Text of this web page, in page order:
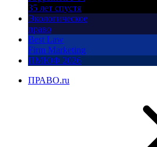
35 лет спустя
Экологическое
право
Best Law
Firm Marketing
ПМЮФ 2026
ПРАВО.ru